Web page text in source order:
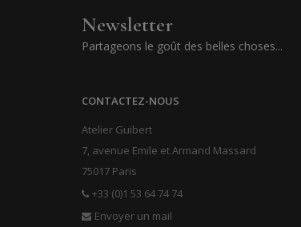
Newsletter
Partageons le goût des belles choses...
CONTACTEZ-NOUS
Atelier Guibert
7, avenue Emile et Armand Massard
75017 Paris
+33 (0)1 53 64 74 74
Envoyer un mail